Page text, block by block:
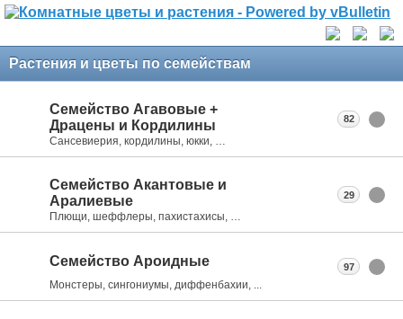
Растения и цветы по семействам
Семейство Агавовые +
Драцены и Кордилины
Сансевиерия, кордилины, юкки, …
82
Семейство Акантовые и
Аралиевые
Плющи, шеффлеры, пахистахисы, …
29
Семейство Ароидные
Монстеры, сингониумы, диффенбахии, ...
97